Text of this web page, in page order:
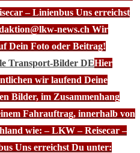
– Linienbus Uns erreichst
news.ch Wir
Dein Foto oder Beitrag!
Transport-Bilder DEHier
wir laufend Deine
Bilder, im Zusammenhang
Fahrauftrag, innerhalb von
wie: – LKW – Reisecar –
Uns erreichst Du unter: